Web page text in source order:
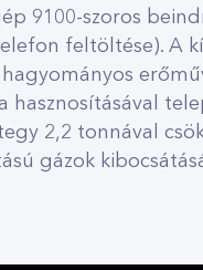
9100-szoros
feltöltése). A
hasznosításával
2,2 tonnával
gázok